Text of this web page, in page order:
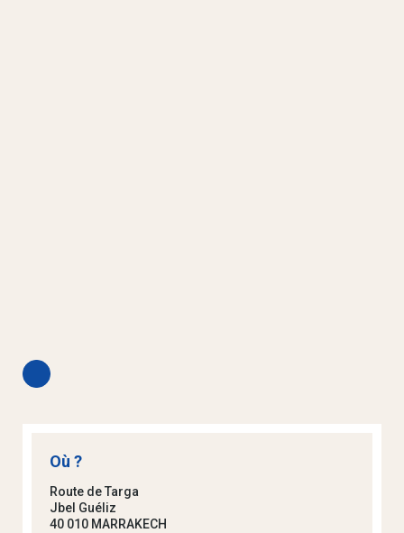
Où ?
Route de Targa
Jbel Guéliz
40 010 MARRAKECH